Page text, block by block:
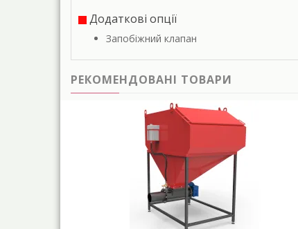
Додаткові опції
Запобіжний клапан
РЕКОМЕНДОВАНІ ТОВАРИ